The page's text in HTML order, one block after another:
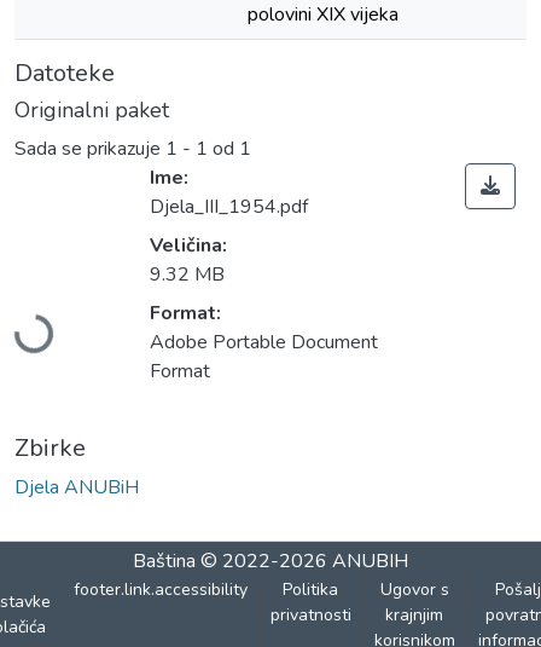
polovini XIX vijeka
Datoteke
Originalni paket
Sada se prikazuje 1 - 1 od 1
Učitavanje...
Ime:
Djela_III_1954.pdf
Veličina:
9.32 MB
Format:
Adobe Portable Document
Format
Zbirke
Djela ANUBiH
Baština © 2022-2026 ANUBIH
footer.link.accessibility
Politika
privatnosti
Ugovor s
krajnjim
korisnikom